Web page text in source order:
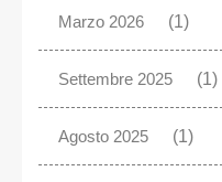
Marzo 2026 (1)
Settembre 2025 (1)
Agosto 2025 (1)